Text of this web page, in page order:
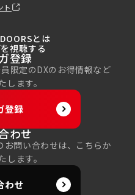
ト
DOORSとは
視聴する
登録
限定のDXのお得情報など
します。
登録
わせ
お問い合わせは、こちらか
します。
わせ